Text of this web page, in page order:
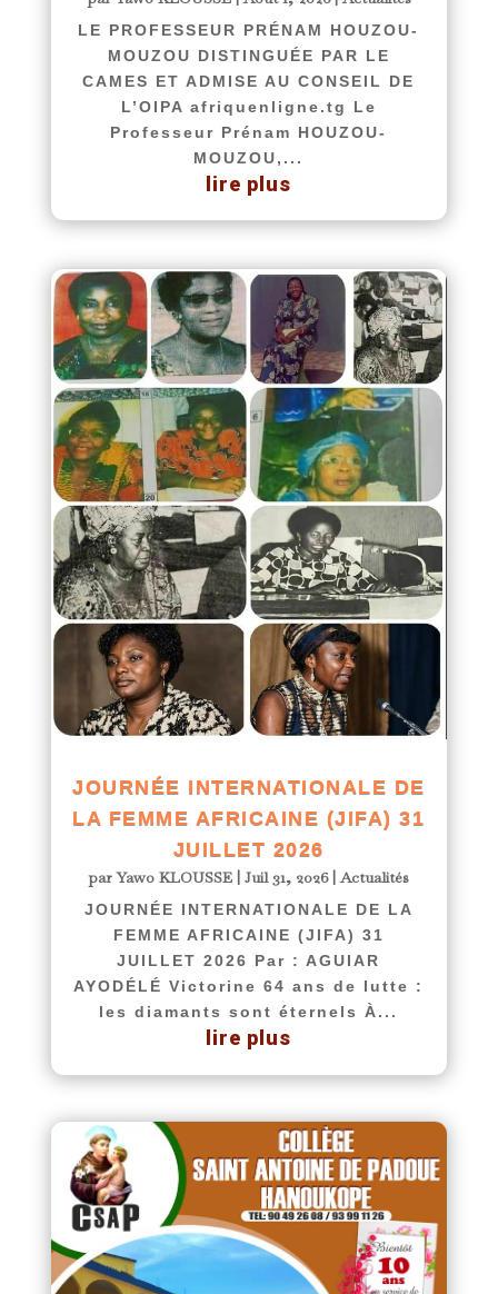
LE PROFESSEUR PRÉNAM HOUZOU-
MOUZOU DISTINGUÉE PAR LE
CAMES ET ADMISE AU CONSEIL DE
L’OIPA afriquenligne.tg Le
Professeur Prénam HOUZOU-
MOUZOU,...
lire plus
JOURNÉE INTERNATIONALE DE
LA FEMME AFRICAINE (JIFA) 31
JUILLET 2026
parYawo KLOUSSE |Juil 31, 2026|Actualités
JOURNÉE INTERNATIONALE DE LA
FEMME AFRICAINE (JIFA) 31
JUILLET 2026 Par : AGUIAR
AYODÉLÉ Victorine 64 ans de lutte :
les diamants sont éternels À...
lire plus